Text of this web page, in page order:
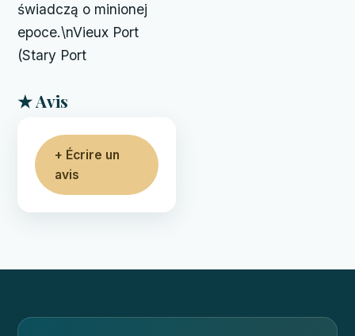
świadczą o minionej
epoce.\nVieux Port
(Stary Port
★ Avis
+ Écrire un
avis